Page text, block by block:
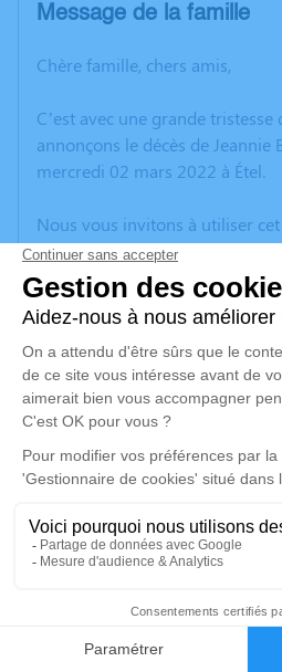
Faire-part
Message de la famille
Chère famille, chers amis,
C’est avec une grande tristesse
annonçons le décès de Jeannie
mercredi 02 mars 2022 à Étel.
Nous vous invitons à utiliser
vos condoléances, partager
anecdote ou exprimer vos
poèmes ou des textes. Cet
d'expression dédié à honorer
BELKEBIR.
Un service de plantation
disponible ici.
Crémation
Crématorium et Parc
de Plescop